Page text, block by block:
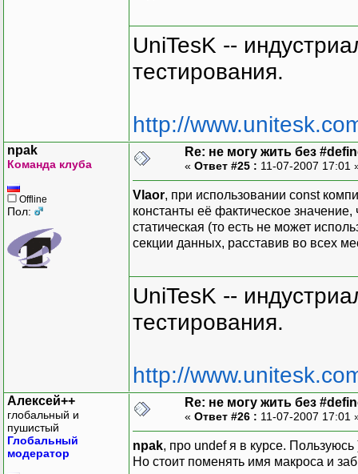
UniTesK --
тестирования.
http://
npak
Команда клуба
Offline
Пол:
Re: не могу жить без
« Ответ #25 : 11-07-2007 17:01
Vlaor, при использовании const
константы её фактическое
статическая (то есть не может
секции данных, расставив во всех
UniTesK --
тестирования.
http://
Алексей++
глобальный и
пушистый
Глобальный
модератор
Re: не могу жить без
« Ответ #26 : 11-07-2007 17:01
npak, про undef я в курсе. Пользуюсь
Но стоит поменять имя макроса и